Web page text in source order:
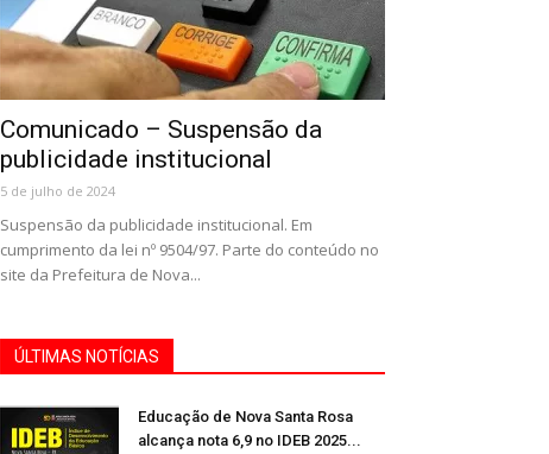
Comunicado – Suspensão da
publicidade institucional
5 de julho de 2024
Suspensão da publicidade institucional. Em
cumprimento da lei nº 9504/97. Parte do conteúdo no
site da Prefeitura de Nova...
ÚLTIMAS NOTÍCIAS
Educação de Nova Santa Rosa
alcança nota 6,9 no IDEB 2025...